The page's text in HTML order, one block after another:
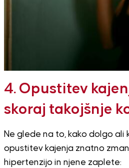
4. Opustitev
skoraj takojšnje
Ne glede na to, kako dolgo ali
opustitev kajenja znatno
hipertenzijo in njene zaplete: